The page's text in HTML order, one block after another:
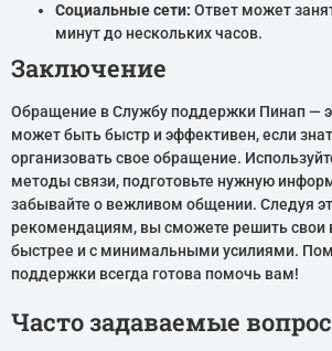
Социальные сети: Ответ может
минут до нескольких часов.
Заключение
Обращение в Службу поддержки Пинап —
может быть быстр и эффективен, если
организовать свое обращение.
методы связи, подготовьте нужную
забывайте о вежливом общении. Следуя
рекомендациям, вы сможете решить свои
быстрее и с минимальными усилиями.
поддержки всегда готова помочь вам!
Часто задаваемые